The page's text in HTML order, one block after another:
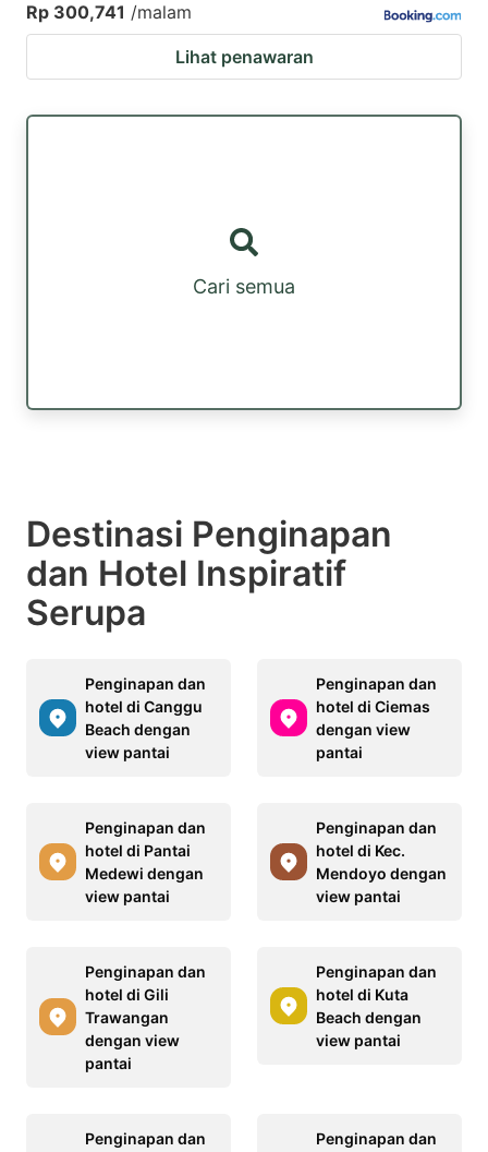
Rp 300,741 /malam
Lihat penawaran
Cari semua
Destinasi Penginapan
dan Hotel Inspiratif
Serupa
Penginapan dan
hotel di Canggu
Beach dengan
view pantai
Penginapan dan
hotel di Ciemas
dengan view
pantai
Penginapan dan
hotel di Pantai
Medewi dengan
view pantai
Penginapan dan
hotel di Kec.
Mendoyo dengan
view pantai
Penginapan dan
hotel di Gili
Trawangan
dengan view
pantai
Penginapan dan
hotel di Kuta
Beach dengan
view pantai
Penginapan dan
Penginapan dan